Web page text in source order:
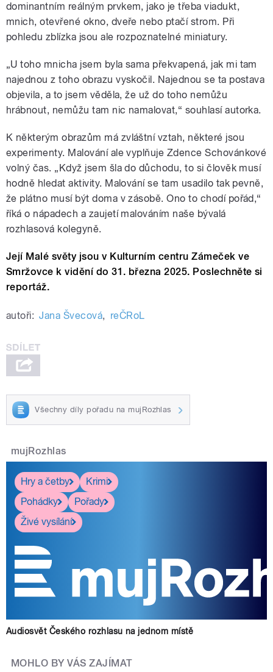
dominantním reálným prvkem, jako je třeba viadukt,
mnich, otevřené okno, dveře nebo ptačí strom. Při
pohledu zblízka jsou ale rozpoznatelné miniatury.
„U toho mnicha jsem byla sama překvapená, jak mi tam
najednou z toho obrazu vyskočil. Najednou se ta postava
objevila, a to jsem věděla, že už do toho nemůžu
hrábnout, nemůžu tam nic namalovat,“ souhlasí autorka.
K některým obrazům má zvláštní vztah, některé jsou
experimenty. Malování ale vyplňuje Zdence Schovánkové
volný čas. „Když jsem šla do důchodu, to si člověk musí
hodně hledat aktivity. Malování se tam usadilo tak pevně,
že plátno musí být doma v zásobě. Ono to chodí pořád,“
říká o nápadech a zaujetí malováním naše bývalá
rozhlasová kolegyně.
Její Malé světy jsou v Kulturním centru Zámeček ve
Smržovce k vidění do 31. března 2025. Poslechněte si
reportáž.
autoři: Jana Švecová, reČRoL
Všechny díly pořadu na mujRozhlas
mujRozhlas
Hry a četby
Krimi
Pohádky
Pořady
Živé vysílání
Audiosvět Českého rozhlasu na jednom místě
MOHLO BY VÁS ZAJÍMAT